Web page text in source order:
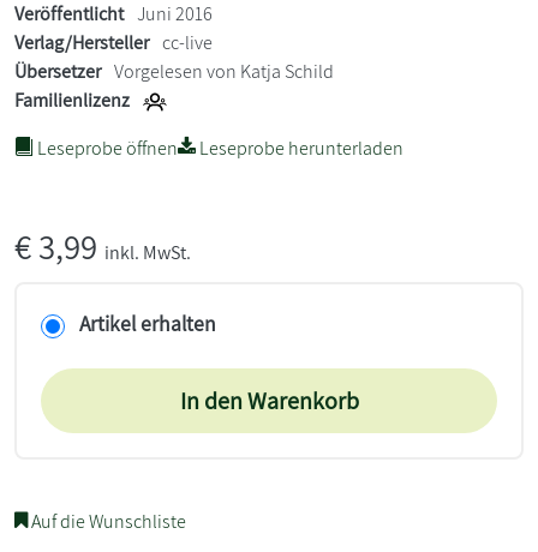
Veröffentlicht Juni 2016
Verlag/Hersteller cc-live
Übersetzer Vorgelesen von Katja Schild
Familienlizenz
Leseprobe öffnen
Leseprobe herunterladen
€3,99 inkl. MwSt.
Artikel erhalten
In den Warenkorb
Auf die Wunschliste